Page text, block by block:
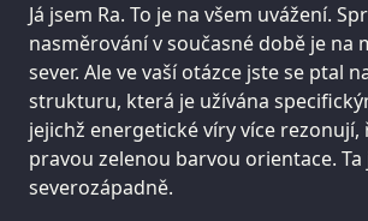
Já jsem Ra. To je na všem uvážení.
nasměrování v současné době je na
sever. Ale ve vaší otázce jste se ptal
strukturu, která je užívána
jejichž energetické víry více rezonují,
pravou zelenou barvou orientace.
severozápadně.